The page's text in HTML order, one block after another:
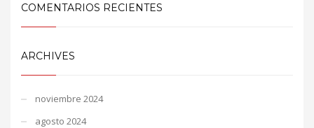
COMENTARIOS RECIENTES
ARCHIVES
noviembre 2024
agosto 2024